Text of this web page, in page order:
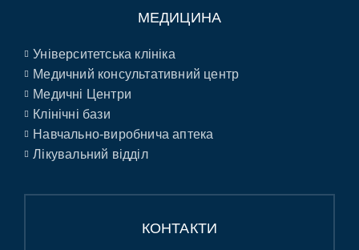
МЕДИЦИНА
Університетська клініка
Медичний консультативний центр
Медичні Центри
Клінічні бази
Навчально-виробнича аптека
Лікувальний відділ
КОНТАКТИ